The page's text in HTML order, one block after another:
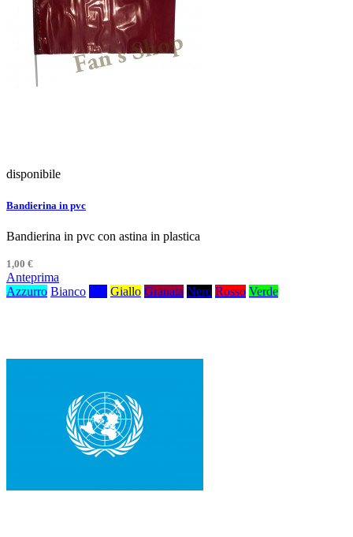
disponibile
Bandierina in pvc
Bandierina in pvc con astina in plastica
1,00 €
Anteprima
Azzurro Bianco Giallo Granata Nero Rosso Verde